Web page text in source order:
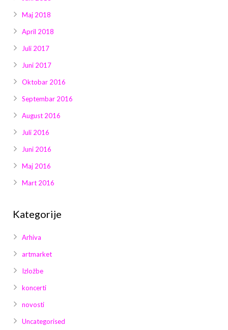
Maj 2018
April 2018
Juli 2017
Juni 2017
Oktobar 2016
Septembar 2016
August 2016
Juli 2016
Juni 2016
Maj 2016
Mart 2016
Kategorije
Arhiva
artmarket
Izložbe
koncerti
novosti
Uncategorised